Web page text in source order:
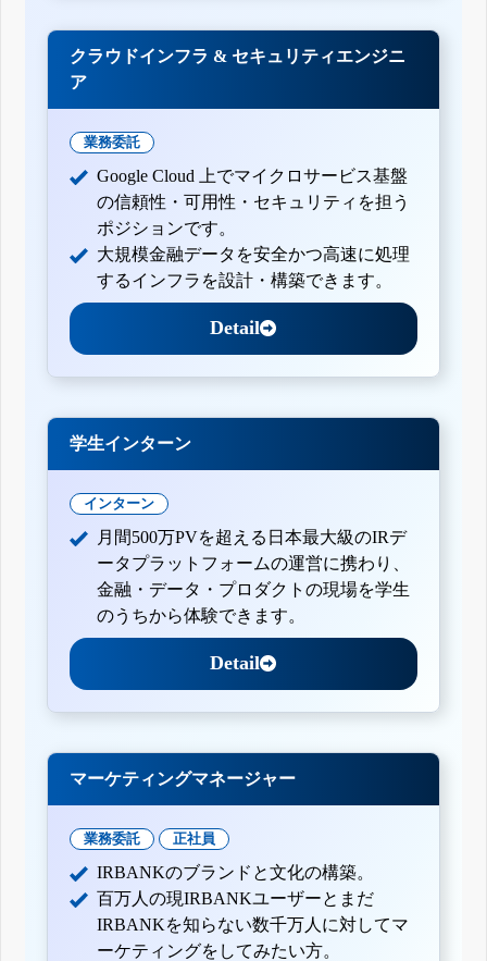
クラウドインフラ & セキュリティエンジニ
ア
業務委託
Google Cloud 上でマイクロサービス基盤
の信頼性・可用性・セキュリティを担う
ポジションです。
大規模金融データを安全かつ高速に処理
するインフラを設計・構築できます。
Detail
学生インターン
インターン
月間500万PVを超える日本最大級のIRデ
ータプラットフォームの運営に携わり、
金融・データ・プロダクトの現場を学生
のうちから体験できます。
Detail
マーケティングマネージャー
業務委託 正社員
IRBANKのブランドと文化の構築。
百万人の現IRBANKユーザーとまだ
IRBANKを知らない数千万人に対してマ
ーケティングをしてみたい方。